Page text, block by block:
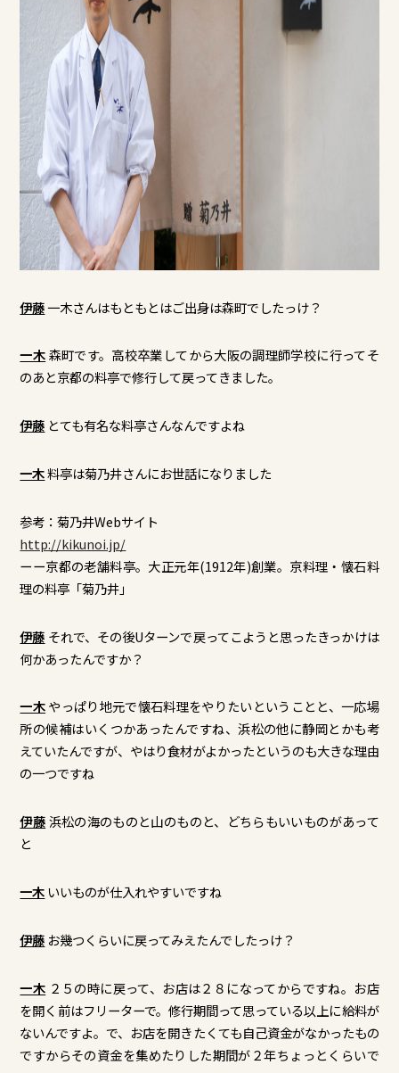
伊藤一木さんはもともとはご出身は森町でしたっけ？
一木森町です。高校卒業してから大阪の調理師学校に行ってそ
のあと京都の料亭で修行して戻ってきました。
伊藤 とても有名な料亭さんなんですよね
一木料亭は菊乃井さんにお世話になりました
参考：菊乃井Webサイト
http://kikunoi.jp/
ーー京都の老舗料亭。大正元年(1912年)創業。京料理・懐石料
理の料亭「菊乃井」
伊藤 それで、その後Uターンで戻ってこようと思ったきっかけは
何かあったんですか？
一木やっぱり地元で懐石料理をやりたいということと、一応場
所の候補はいくつかあったんですね、浜松の他に静岡とかも考
えていたんですが、やはり食材がよかったというのも大きな理由
の一つですね
伊藤浜松の海のものと山のものと、どちらもいいものがあって
と
一木いいものが仕入れやすいですね
伊藤 お幾つくらいに戻ってみえたんでしたっけ？
一木 ２５の時に戻って、お店は２８になってからですね。お店
を開く前はフリーターで。修行期間って思っている以上に給料が
ないんですよ。で、お店を開きたくても自己資金がなかったもの
ですからその資金を集めたりした期間が２年ちょっとくらいで